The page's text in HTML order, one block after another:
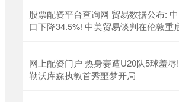
股票配资平台查询网 贸易数据公布:
口下降34.5%! 中美贸易谈判在伦敦重
网上配资门户 热身赛遭U20队5球羞
勒沃库森执教首秀噩梦开局